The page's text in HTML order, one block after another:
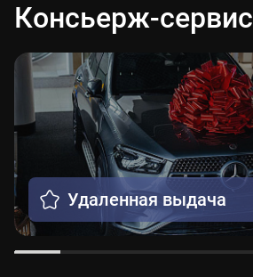
Консьерж-сервис
Удаленная выдача